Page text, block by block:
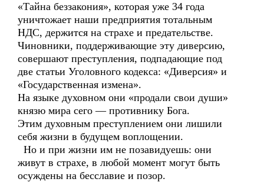
«Тайна беззакония», которая уже 34 года
уничтожает наши предприятия тотальным
НДС, держится на страхе и предательстве.
Чиновники, поддерживающие эту диверсию,
совершают преступления, подпадающие под
две статьи Уголовного кодекса: «Диверсия» и
«Государственная измена».
На языке духовном они «продали свои души»
князю мира сего — противнику Бога.
Этим духовным преступлением они лишили
себя жизни в будущем воплощении.
Но и при жизни им не позавидуешь: они
живут в страхе, в любой момент могут быть
осуждены на бесславие и позор.